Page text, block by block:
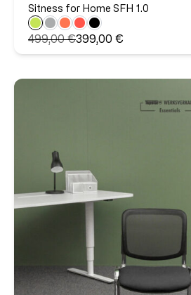
Sitness for Home SFH 1.0
499,00 €399,00 €